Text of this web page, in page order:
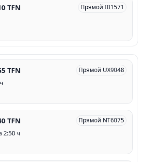
TFN Прямой IB1571
TFN Прямой UX9048
TFN Прямой NT6075
2:50 ч